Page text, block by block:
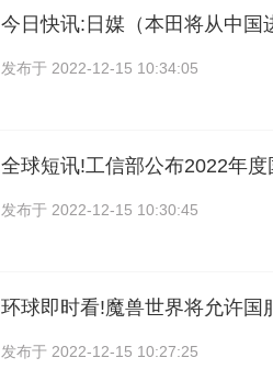
今日快讯:日媒（本田将从中国
发布于 2022-12-15 10:34:05
全球短讯!工信部公布2022年
发布于 2022-12-15 10:30:45
环球即时看!魔兽世界将允许国
发布于 2022-12-15 10:27:25